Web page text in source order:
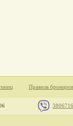
Правила